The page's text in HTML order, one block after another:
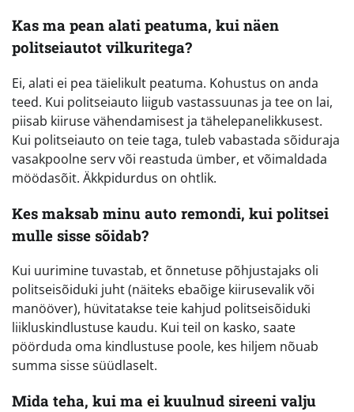
Kas ma pean alati peatuma, kui näen
politseiautot vilkuritega?
Ei, alati ei pea täielikult peatuma. Kohustus on anda
teed. Kui politseiauto liigub vastassuunas ja tee on lai,
piisab kiiruse vähendamisest ja tähelepanelikkusest.
Kui politseiauto on teie taga, tuleb vabastada sõiduraja
vasakpoolne serv või reastuda ümber, et võimaldada
möödasõit. Äkkpidurdus on ohtlik.
Kes maksab minu auto remondi, kui politsei
mulle sisse sõidab?
Kui uurimine tuvastab, et õnnetuse põhjustajaks oli
politseisõiduki juht (näiteks ebaõige kiirusevalik või
manööver), hüvitatakse teie kahjud politseisõiduki
liikluskindlustuse kaudu. Kui teil on kasko, saate
pöörduda oma kindlustuse poole, kes hiljem nõuab
summa sisse süüdlaselt.
Mida teha, kui ma ei kuulnud sireeni valju